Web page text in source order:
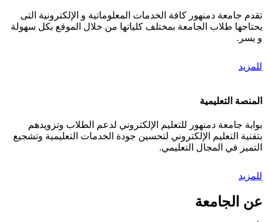
تقدم جامعة دمنهور كافة الخدمات المعلوماتية و الإلكترونية التى
يحتاجها طلاب الجامعة بمختلف كلياتها من خلال الموقع بكل سهولة
و يسر.
للمزيد
المنصة التعليمية
بوابة جامعة دمنهور للتعليم الإلكتروني لدعم الطلاب وتزويدهم
بتقنية التعليم الإلكتروني لتحسين جودة الخدمات التعليمية وتشجيع
التميز في المجال التعليمي.
للمزيد
عن الجامعة